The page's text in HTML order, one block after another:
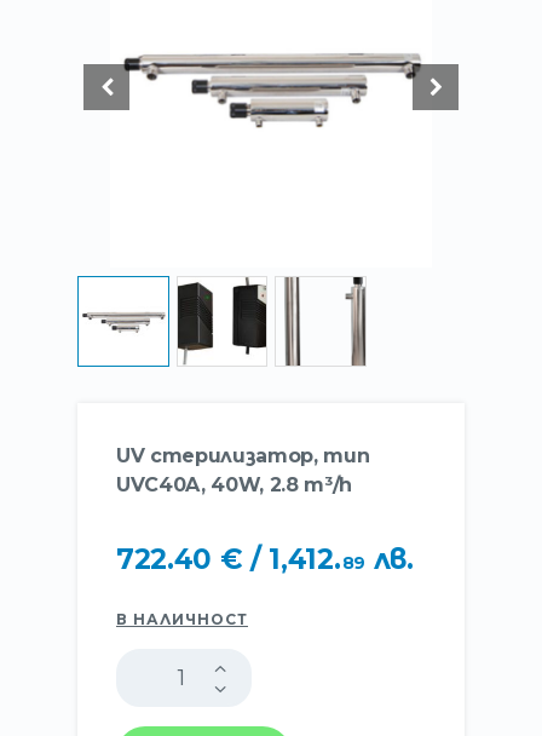
UV стерилизатор, тип
UVC40A, 40W, 2.8 m³/h
722.40 € / 1,412.89 лв.
В НАЛИЧНОСТ